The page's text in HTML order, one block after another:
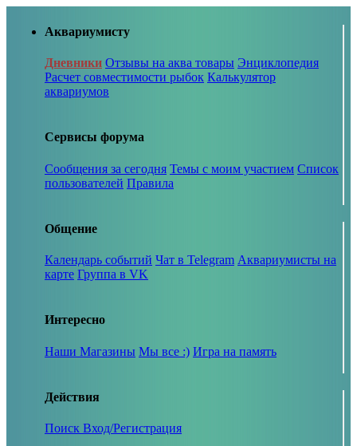
Аквариумисту
Дневники Отзывы на аква товары Энциклопедия
Расчет совместимости рыбок Калькулятор
аквариумов
Сервисы форума
Сообщения за сегодня Темы с моим участием Список
пользователей Правила
Общение
Календарь событий Чат в Telegram Аквариумисты на
карте Группа в VK
Интересно
Наши Магазины Мы все :) Игра на память
Действия
Поиск Вход/Регистрация